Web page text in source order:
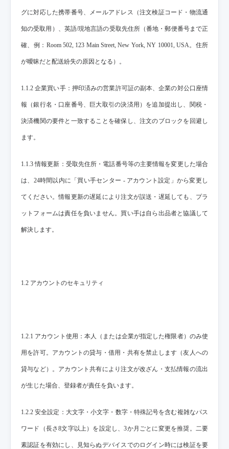
グに対応した携帯番号、メールアドレス（注文検証コード・物流通
知の受取用）、英語/現地言語の受取先住所（番地・郵便番号まで正
確、例：Room 502, 123 Main Street, New York, NY 10001, USA。住所
が曖昧だと配送紛失の原因となる）。
1.1.2 企業買い手：押印済みの営業許可証の副本、企業の対公口座情
報（銀行名・口座番号、巨大取引の決済用）を追加提出し、関税・
決済機関の要件と一致することを確保し、注文のブロックを回避し
ます。
1.1.3 情報更新：受取先住所・電話番号等の主要情報を変更した場合
は、24時間以内に「買い手センター - アカウント設定」から変更し
てください。情報更新の遅延により注文が誤送・遅延しても、プラ
ットフォームは責任を負いません。買い手は自ら出品者と協議して
解決します。
1.2 アカウントのセキュリティ
1.2.1 アカウント使用：本人（または企業が指定した権限者）のみ使
用を許可。アカウントの貸与・借用・共有を禁止します（友人への
貸与など）。アカウント共有により注文が改ざん・支払情報の流出
が生じた場合、登録者が責任を負います。
1.2.2 安全設定：大文字・小文字・数字・特殊記号を含む複雑なパス
ワード（長さ8文字以上）を設定し、3か月ごとに変更を推奨。二要
素認証を有効にし、見知らぬデバイスでのログイン時には検証を要